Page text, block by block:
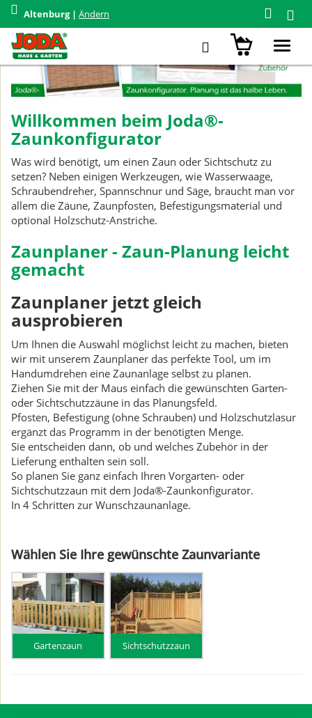
Altenburg | Ändern
Willkommen beim Joda®-
Zaunkonfigurator
Was wird benötigt, um einen Zaun oder Sichtschutz zu
setzen? Neben einigen Werkzeugen, wie Wasserwaage,
Schraubendreher, Spannschnur und Säge, braucht man vor
allem die Zäune, Zaunpfosten, Befestigungsmaterial und
optional Holzschutz-Anstriche.
Zaunplaner - Zaun-Planung leicht
gemacht
Zaunplaner jetzt gleich
ausprobieren
Um Ihnen die Auswahl möglichst leicht zu machen, bieten
wir mit unserem Zaunplaner das perfekte Tool, um im
Handumdrehen eine Zaunanlage selbst zu planen.
Ziehen Sie mit der Maus einfach die gewünschten Garten-
oder Sichtschutzzäune in das Planungsfeld.
Pfosten, Befestigung (ohne Schrauben) und Holzschutzlasur
ergänzt das Programm in der benötigten Menge.
Sie entscheiden dann, ob und welches Zubehör in der
Lieferung enthalten sein soll.
So planen Sie ganz einfach Ihren Vorgarten- oder
Sichtschutzzaun mit dem Joda®-Zaunkonfigurator.
In 4 Schritten zur Wunschzaunanlage.
Wählen Sie Ihre gewünschte Zaunvariante
Gartenzaun Sichtschutzzaun